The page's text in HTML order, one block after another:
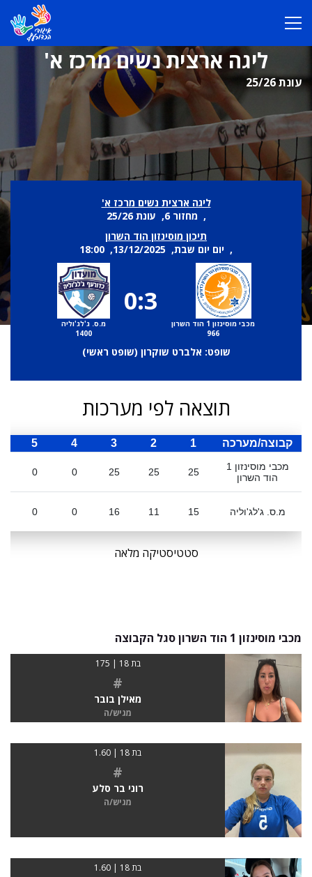
ליגה ארצית נשים מרכז א'
עונת 25/26
ליגה ארצית נשים מרכז א'
, מחזור 6, עונת 25/26
תיכון מוסינזון הוד השרון
, יום יום שבת, 13/12/2025, 18:00
מכבי מוסינזון 1 הוד השרון
966
0:3
מ.ס. ג'לג'וליה
1400
שופט: אלברט שוקרון (שופט ראשי)
תוצאה לפי מערכות
קבוצה/מערכה 1
2
3
4
5
מכבי מוסינזון 1
הוד השרון
25
25
25
0
0
מ.ס. ג'לג'וליה 15
11
16
0
0
סטטיסטיקה מלאה
מכבי מוסינזון 1 הוד השרון סגל הקבוצה
בת 18 | 175
#
מאילן בובר
מגיש/ה
בת 18 | 1.60
#
רוני בר סלע
מגיש/ה
בת 18 | 1.60